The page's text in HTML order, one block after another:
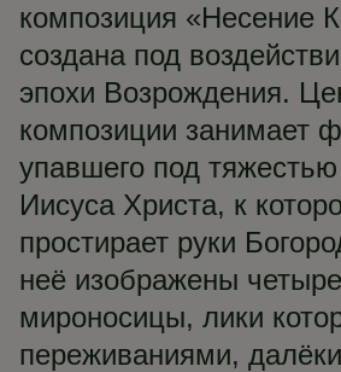
композиция «Несение
создана под
эпохи Возрождения.
композиции занимает
упавшего под
Иисуса Христа, к
простирает руки
неё изображены
мироносицы, лики
переживаниями,